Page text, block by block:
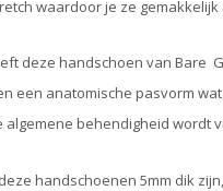
waardoor je ze
deze handschoen van Bare
een anatomische pasvorm
algemene behendigheid wordt
handschoenen 5mm dik